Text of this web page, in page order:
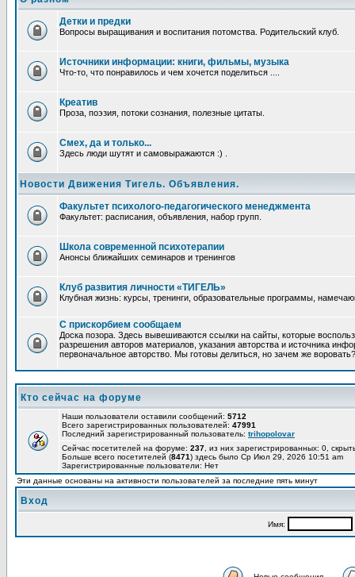
Детки и предки
Вопросы выращивания и воспитания потомства. Родительский клуб.
Источники информации: книги, фильмы, музыка
Что-то, что понравилось и чем хочется поделиться ....
Креатив
Проза, поэзия, потоки сознания, полезные цитаты.
Смех, да и только...
Здесь люди шутят и самовыражаются :) .
Новости Движения Тигель. Объявления.
Факультет психолого-педагогического менеджмента
Факультет: расписания, объявления, набор групп.
Школа современной психотерапии
Анонсы ближайших семинаров и тренингов
Клуб развития личности «ТИГЕЛЬ»
Клубная жизнь: курсы, тренинги, образовательные программы,
С прискорбием сообщаем
Доска позора. Здесь вывешиваются ссылки на сайты, которые
разрешения авторов материалов, указания авторства и источника
первоначальное авторство. Мы готовы делиться, но зачем же воровать?
Кто сейчас на форуме
Наши пользователи оставили сообщений: 5712
Всего зарегистрированных пользователей: 47991
Последний зарегистрированный пользователь: trihopolovar
Сейчас посетителей на форуме: 237 , из них зарегистрированных: 0,
Больше всего посетителей (8471) здесь было Ср Июл 29, 2026 10:51 am
Зарегистрированные пользователи: Нет
Эти данные основаны на активности пользователей за последние пять минут
Вход
Имя: